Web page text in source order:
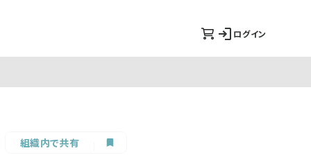
ログイン
組織内で共有